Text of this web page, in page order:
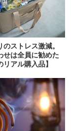
ストレス激減。
せは全員に勧めた
アル購入品】